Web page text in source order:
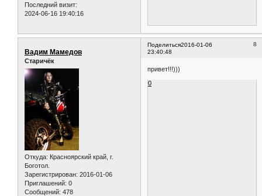
Последний визит:
2024-06-16 19:40:16
Поделиться 8
2016-01-06
23:40:48
Вадим Мамедов
Старичёк
Откуда: Красноярский край, г.
Боготол.
Зарегистрирован: 2016-01-06
Приглашений: 0
Сообщений: 478
привет!!!)))
0